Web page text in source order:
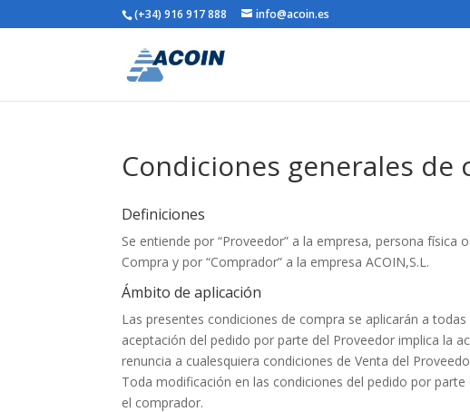
(+34) 916 917 888 info@acoin.es
Condiciones generales de
Definiciones
Se entiende por “Proveedor” a la empresa, persona
Compra y por “Comprador” a la empresa ACOIN,S.L.
Ámbito de aplicación
Las presentes condiciones de compra se aplicarán a
aceptación del pedido por parte del Proveedor implica la
renuncia a cualesquiera condiciones de Venta del
Toda modificación en las condiciones del pedido por
el comprador.